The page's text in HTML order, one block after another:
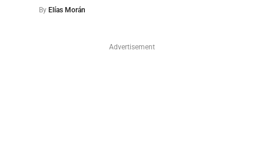
By Elías Morán
Advertisement